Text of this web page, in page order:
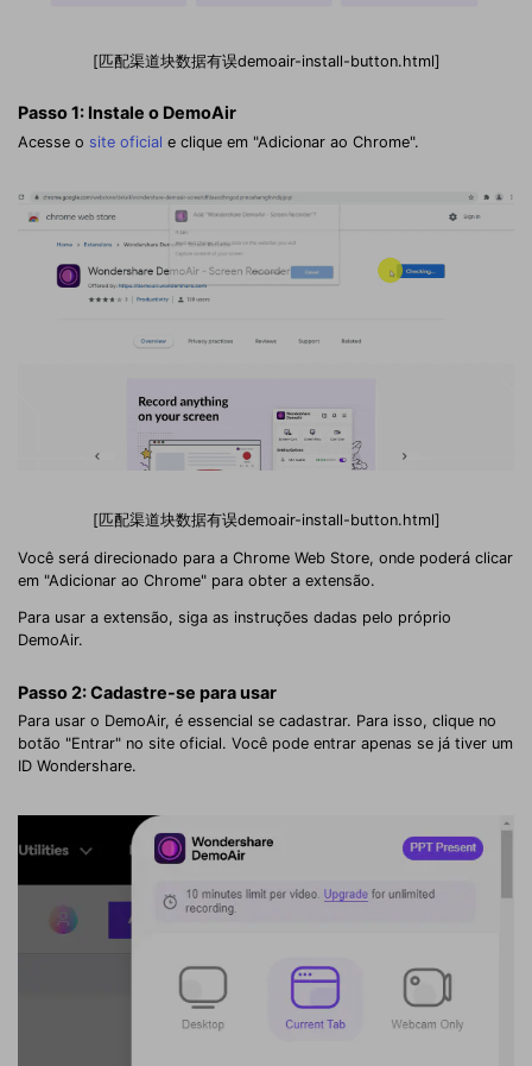
[匹配渠道块数据有误demoair-install-button.html]
Passo 1: Instale o DemoAir
Acesse o site oficial e clique em "Adicionar ao Chrome".
[匹配渠道块数据有误demoair-install-button.html]
Você será direcionado para a Chrome Web Store, onde poderá clicar
em "Adicionar ao Chrome" para obter a extensão.
Para usar a extensão, siga as instruções dadas pelo próprio
DemoAir.
Passo 2: Cadastre-se para usar
Para usar o DemoAir, é essencial se cadastrar. Para isso, clique no
botão "Entrar" no site oficial. Você pode entrar apenas se já tiver um
ID Wondershare.